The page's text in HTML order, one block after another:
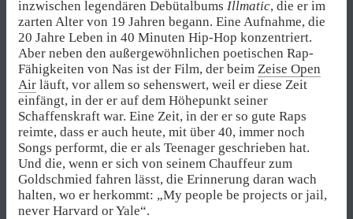
inzwischen legendären Debütalbums Illmatic, die er im
zarten Alter von 19 Jahren begann. Eine Aufnahme, die
20 Jahre Leben in 40 Minuten Hip-Hop konzentriert.
Aber neben den außergewöhnlichen poetischen Rap-
Fähigkeiten von Nas ist der Film, der beim Zeise Open
Air läuft, vor allem so sehenswert, weil er diese Zeit
einfängt, in der er auf dem Höhepunkt seiner
Schaffenskraft war. Eine Zeit, in der er so gute Raps
reimte, dass er auch heute, mit über 40, immer noch
Songs performt, die er als Teenager geschrieben hat.
Und die, wenn er sich von seinem Chauffeur zum
Goldschmied fahren lässt, die Erinnerung daran wach
halten, wo er herkommt: „My people be projects or jail,
never Harvard or Yale“.